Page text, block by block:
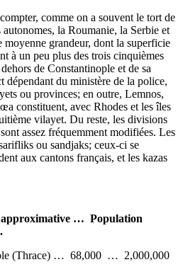
comme on a souvent le tort de
la Roumanie, la Serbie et
grandeur, dont la superficie
à un peu plus des trois cinquièmes
de Constantinople et de sa
dépendant du ministère de la police,
ou provinces; en outre, Lemnos,
constituent, avec Rhodes et les îles
vilayet. Du reste, les divisions
assez fréquemment modifiées. Les
ou sandjaks; ceux-ci se
aux cantons français, et les kazas
… Population
(Thrace) … 68,000 … 2,000,000